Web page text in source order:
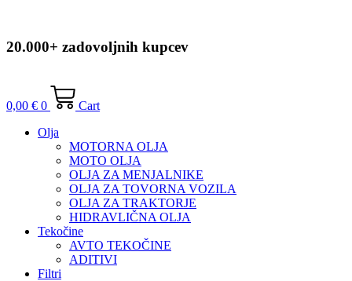
20.000+ zadovoljnih kupcev
0,00 € 0
Cart
Olja
MOTORNA OLJA
MOTO OLJA
OLJA ZA MENJALNIKE
OLJA ZA TOVORNA VOZILA
OLJA ZA TRAKTORJE
HIDRAVLIČNA OLJA
Tekočine
AVTO TEKOČINE
ADITIVI
Filtri